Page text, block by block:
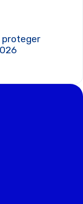
proteger